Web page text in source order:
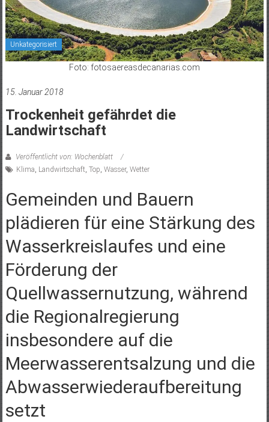
Unkategorisiert
Foto: fotosaereasdecanarias.com
15. Januar 2018
Trockenheit gefährdet die
Landwirtschaft
Veröffentlicht von: Wochenblatt
Klima, Landwirtschaft, Top, Wasser, Wetter
Gemeinden und Bauern
plädieren für eine Stärkung des
Wasserkreislaufes und eine
Förderung der
Quellwassernutzung, während
die Regionalregierung
insbesondere auf die
Meerwasserentsalzung und die
Abwasserwiederaufbereitung
setzt